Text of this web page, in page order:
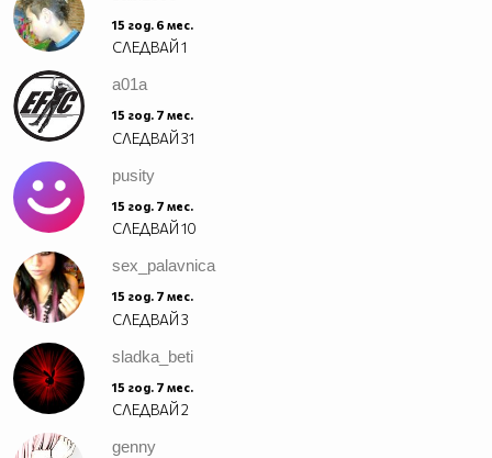
15 год. 6 мес.
СЛЕДВАЙ1
a01a
15 год. 7 мес.
СЛЕДВАЙ31
pusity
15 год. 7 мес.
СЛЕДВАЙ10
sex_palavnica
15 год. 7 мес.
СЛЕДВАЙ3
sladka_beti
15 год. 7 мес.
СЛЕДВАЙ2
genny